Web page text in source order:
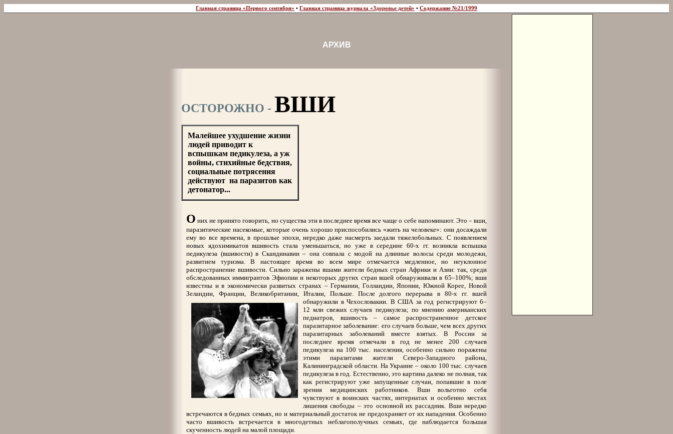
Главная страница «Первого сентября» • Главная страница журнала «Здоровье детей» • Содержание №21/1999
АРХИВ
ОСТОРОЖНО - ВШИ
Малейшее ухудшение жизни
людей приводит к
вспышкам педикулеза, а уж
войны, стихийные бедствия,
социальные потрясения
действуют на паразитов как
детонатор...
О них не принято говорить, но существа эти в последнее время все чаще о себе напоминают. Это – вши,
паразитические насекомые, которые очень хорошо приспособились «жить на человеке»: они досаждали
ему во все времена, в прошлые эпохи, нередко даже насмерть заедали тяжелобольных. С появлением
новых ядохимикатов вшивость стала уменьшаться, но уже в середине 60-х гг. возникла вспышка
педикулеза (вшивости) в Скандинавии – она совпала с модой на длинные волосы среди молодежи,
развитием туризма. В настоящее время во всем мире отмечается медленное, но неуклонное
распространение вшивости. Сильно заражены вшами жители бедных стран Африки и Азии: так, среди
обследованных иммигрантов Эфиопии и некоторых других стран вшей обнаруживали в 65–100%; вши
известны и в экономически развитых странах – Германии, Голландии, Японии, Южной Корее, Новой
Зеландии, Франции, Великобритании, Италии, Польше. После долгого перерыва в 80-х гг. вшей
обнаружили в Чехословакии. В США за год регистрируют 6–
12 млн свежих случаев педикулеза; по мнению американских
педиатров, вшивость – самое распространенное детское
паразитарное заболевание: его случаев больше, чем всех других
паразитарных заболеваний вместе взятых. В России за
последнее время отмечали в год не менее 200 случаев
педикулеза на 100 тыс. населения, особенно сильно поражены
этими паразитами жители Северо-Западного района,
Калининградской области. На Украине – около 100 тыс. случаев
педикулеза в год. Естественно, это картина далеко не полная, так
как регистрируют уже запущенные случаи, попавшие в поле
зрения медицинских работников. Вши вольготно себя
чувствуют в воинских частях, интернатах и особенно местах
лишения свободы – это основной их рассадник. Вши нередко
встречаются в бедных семьях, но и материальный достаток не предохраняет от их нападения. Особенно
часто вшивость встречается в многодетных неблагополучных семьях, где наблюдается большая
скученность людей на малой площади.